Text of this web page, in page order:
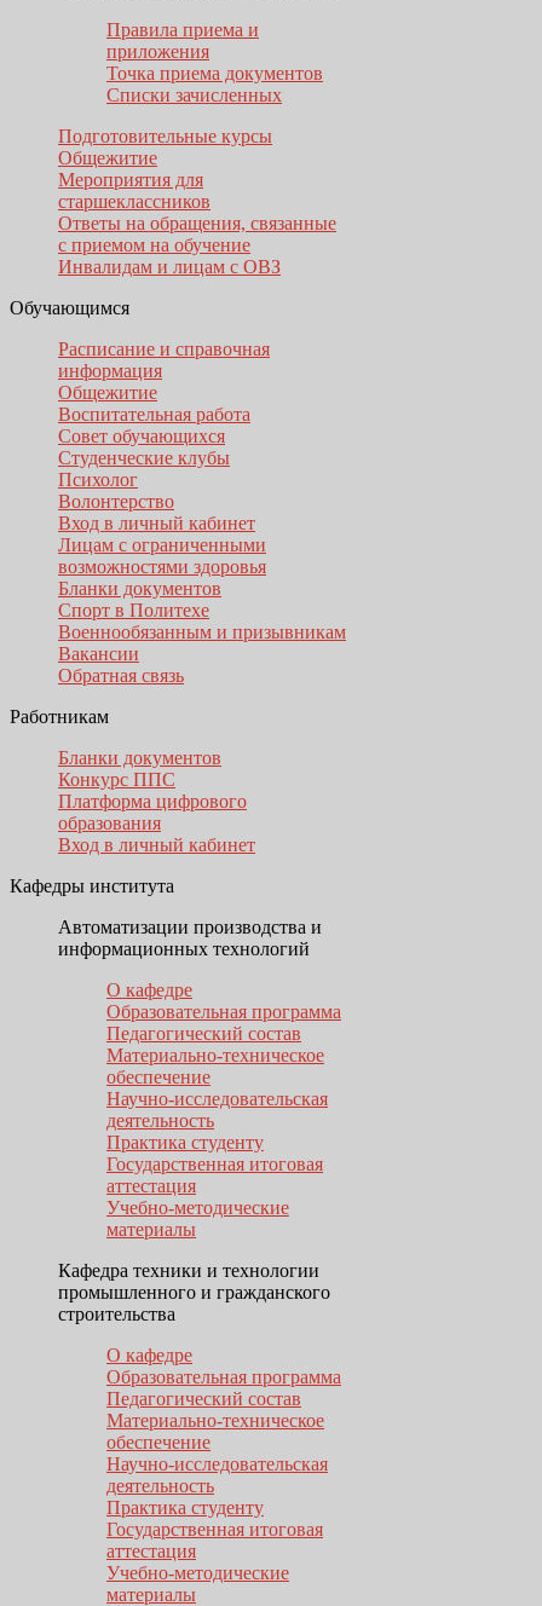
Правила приема и
приложения
Точка приема документов
Списки зачисленных
Подготовительные курсы
Общежитие
Мероприятия для
старшеклассников
Ответы на обращения, связанные
с приемом на обучение
Инвалидам и лицам с ОВЗ
Обучающимся
Расписание и справочная
информация
Общежитие
Воспитательная работа
Совет обучающихся
Студенческие клубы
Психолог
Волонтерство
Вход в личный кабинет
Лицам с ограниченными
возможностями здоровья
Бланки документов
Спорт в Политехе
Военнообязанным и призывникам
Вакансии
Обратная связь
Работникам
Бланки документов
Конкурс ППС
Платформа цифрового
образования
Вход в личный кабинет
Кафедры института
Автоматизации производства и
информационных технологий
О кафедре
Образовательная программа
Педагогический состав
Материально-техническое
обеспечение
Научно-исследовательская
деятельность
Практика студенту
Государственная итоговая
аттестация
Учебно-методические
материалы
Кафедра техники и технологии
промышленного и гражданского
строительства
О кафедре
Образовательная программа
Педагогический состав
Материально-техническое
обеспечение
Научно-исследовательская
деятельность
Практика студенту
Государственная итоговая
аттестация
Учебно-методические
материалы